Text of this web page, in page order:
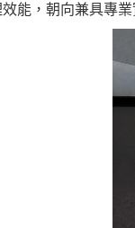
能，朝向兼具專